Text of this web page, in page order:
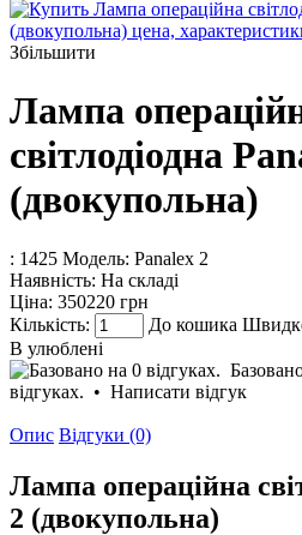
Збільшити
Лампа
світлодіодна
(двокупольна)
: 1425 Модель: Panalex 2
Наявність: На складі
Ціна: 350220 грн
Кількість:
До кошика
В улюблені
відгуках. • Написати відгук
Опис Відгуки (0)
Лампа операційна
2 (двокупольна)